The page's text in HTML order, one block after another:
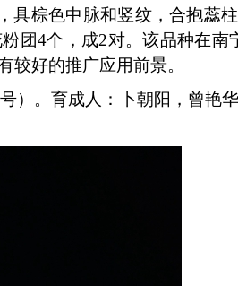
具棕色中脉和竖纹，合抱蕊
团4个，成2对。该品种在南
较好的推广应用前景。
）。育成人：卜朝阳，曾艳